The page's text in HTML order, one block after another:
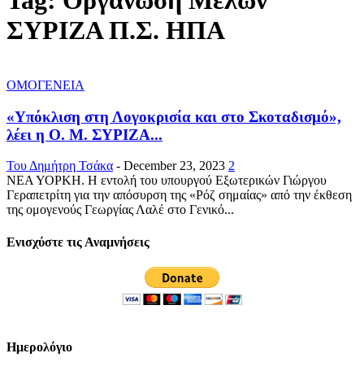
ΣΥΡΙΖΑ Π.Σ. ΗΠΑ
ΟΜΟΓΕΝΕΙΑ
«Υπόκλιση στη Λογοκρισία και στο Σκοταδισμό»,
λέει η Ο. Μ. ΣΥΡΙΖΑ...
Του Δημήτρη Τσάκα - December 23, 2023 2
ΝΕΑ ΥΟΡΚΗ. Η εντολή του υπουργού Εξωτερικών Γιώργου
Γεραπετρίτη για την απόσυρση της «Ρόζ σημαίας» από την έκθεση
της ομογενούς Γεωργίας Λαλέ στο Γενικό...
Ενισχύστε τις Αναμνήσεις
Ημερολόγιο